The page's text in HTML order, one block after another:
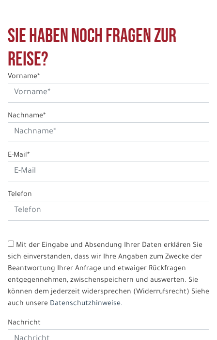
Sie haben noch Fragen zur
Reise?
Vorname*
Nachname*
E-Mail*
Telefon
Mit der Eingabe und Absendung Ihrer Daten erklären Sie
sich einverstanden, dass wir Ihre Angaben zum Zwecke der
Beantwortung Ihrer Anfrage und etwaiger Rückfragen
entgegennehmen, zwischenspeichern und auswerten. Sie
können dem jederzeit widersprechen (Widerrufsrecht) Siehe
auch unsere Datenschutzhinweise.
Nachricht